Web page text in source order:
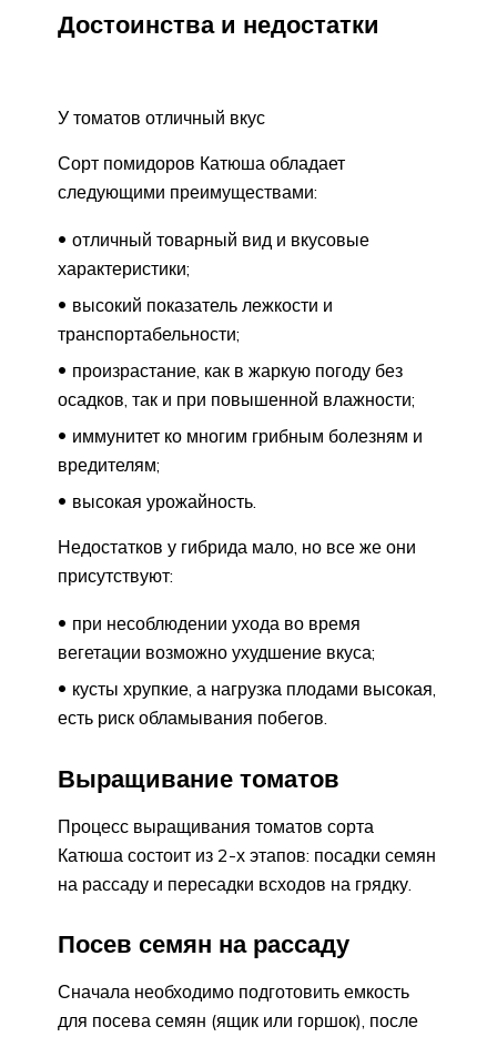
Достоинства и недостатки
У томатов отличный вкус
Сорт помидоров Катюша обладает
следующими преимуществами:
отличный товарный вид и вкусовые
характеристики;
высокий показатель лежкости и
транспортабельности;
произрастание, как в жаркую погоду без
осадков, так и при повышенной влажности;
иммунитет ко многим грибным болезням и
вредителям;
высокая урожайность.
Недостатков у гибрида мало, но все же они
присутствуют:
при несоблюдении ухода во время
вегетации возможно ухудшение вкуса;
кусты хрупкие, а нагрузка плодами высокая,
есть риск обламывания побегов.
Выращивание томатов
Процесс выращивания томатов сорта
Катюша состоит из 2-х этапов: посадки семян
на рассаду и пересадки всходов на грядку.
Посев семян на рассаду
Сначала необходимо подготовить емкость
для посева семян (ящик или горшок), после